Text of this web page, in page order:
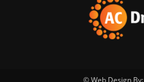
© Web Design By: